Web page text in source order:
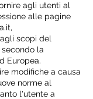
agli utenti al
alle pagine
scopi del
la
Europea.
modifiche a causa
norme al
l'utente a